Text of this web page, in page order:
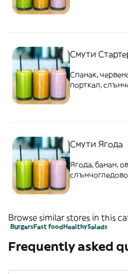
Смути
Спанак,
порткал,
Смути Ягода
Ягода, банан,
Browse similar stores in this
BurgersFast foodHealthySalads
Frequently asked